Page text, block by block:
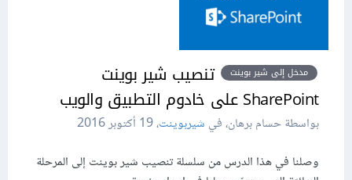
مدخل إلى شير بوينت
تنصيب شير بوينت
SharePoint على خادوم التطبيق والويب
بواسطة حسام برهان، في شيربوينت،19 أكتوبر 2016
وصلنا في هذا الدرس من سلسلة تنصيب شير بوينت إلى المرحلة